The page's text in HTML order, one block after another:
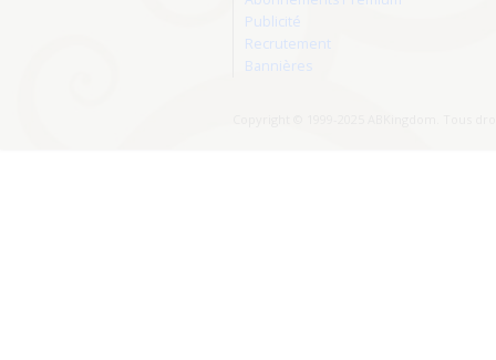
Publicité
Recrutement
Bannières